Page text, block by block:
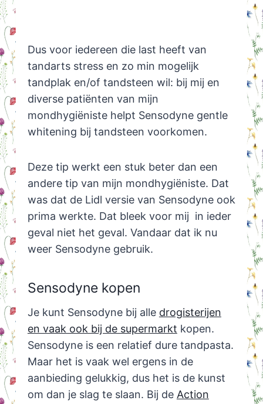
Dus voor iedereen die last heeft van
tandarts stress en zo min mogelijk
tandplak en/of tandsteen wil: bij mij en
diverse patiënten van mijn
mondhygiëniste helpt Sensodyne gentle
whitening bij tandsteen voorkomen.
Deze tip werkt een stuk beter dan een
andere tip van mijn mondhygiëniste. Dat
was dat de Lidl versie van Sensodyne ook
prima werkte. Dat bleek voor mij in ieder
geval niet het geval. Vandaar dat ik nu
weer Sensodyne gebruik.
Sensodyne kopen
Je kunt Sensodyne bij alle drogisterijen
en vaak ook bij de supermarkt kopen.
Sensodyne is een relatief dure tandpasta.
Maar het is vaak wel ergens in de
aanbieding gelukkig, dus het is de kunst
om dan je slag te slaan. Bij de Action